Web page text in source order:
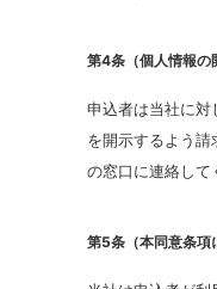
第4条（個人情報の
申込者は当社に対
を開示するよう
の窓口に連絡して
第5条（本同意条項